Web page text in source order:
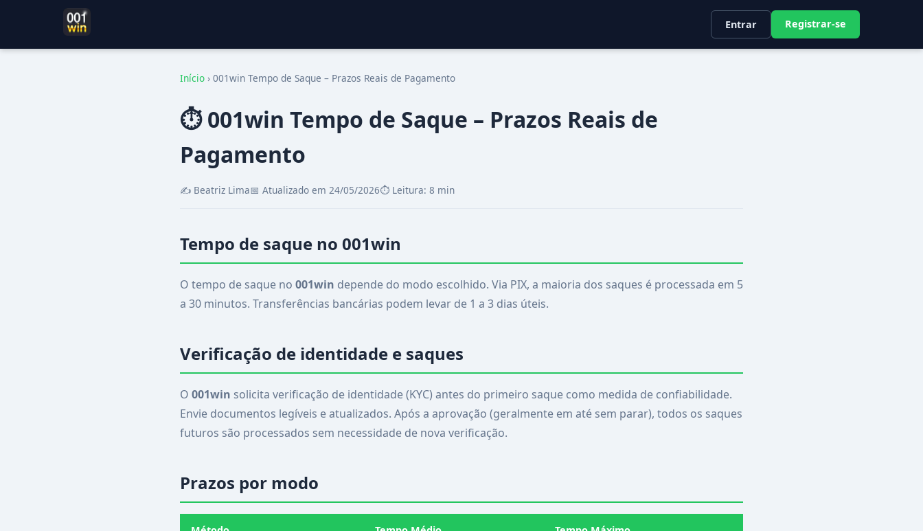
Entrar Registrar-se
Início › 001win Tempo de Saque – Prazos Reais de Pagamento
⏱️ 001win Tempo de Saque – Prazos Reais de
Pagamento
✍️ Beatriz Lima📅 Atualizado em 24/05/2026⏱️ Leitura: 8 min
Tempo de saque no 001win
O tempo de saque no 001win depende do modo escolhido. Via PIX, a maioria dos saques é processada em 5
a 30 minutos. Transferências bancárias podem levar de 1 a 3 dias úteis.
Verificação de identidade e saques
O 001win solicita verificação de identidade (KYC) antes do primeiro saque como medida de confiabilidade.
Envie documentos legíveis e atualizados. Após a aprovação (geralmente em até sem parar), todos os saques
futuros são processados sem necessidade de nova verificação.
Prazos por modo